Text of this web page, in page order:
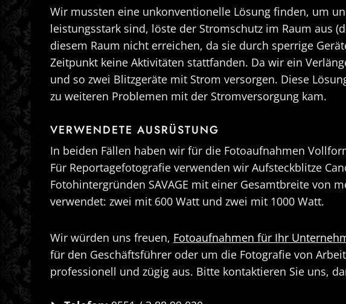
Wir mussten eine unkonventionelle Lösung finden, um
leistungsstark sind, löste der Stromschutz im Raum aus
diesem Raum nicht erreichen, da sie durch sperrige
Zeitpunkt keine Aktivitäten stattfanden. Da wir ein
und so zwei Blitzgeräte mit Strom versorgen. Diese
zu weiteren Problemen mit der Stromversorgung kam.
VERWENDETE AUSRÜSTUNG
In beiden Fällen haben wir für die Fotoaufnahmen
Für Reportagefotografie verwenden wir Aufsteckblitze
Fotohintergründen SAVAGE mit einer Gesamtbreite von
verwendet: zwei mit 600 Watt und zwei mit 1000 Watt.
Wir würden uns freuen, Fotoaufnahmen für Ihr
für den Geschäftsführer oder um die Fotografie von
professionell und zügig aus. Bitte kontaktieren Sie uns,